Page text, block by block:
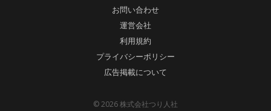
お問い合わせ
運営会社
利用規約
プライバシーポリシー
広告掲載について
© 2026 株式会社つり人社